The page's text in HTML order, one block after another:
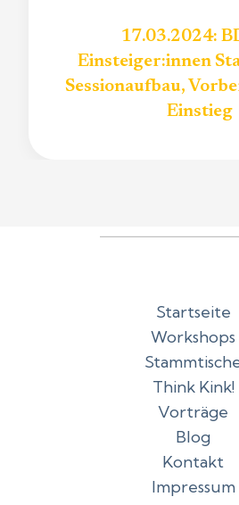
17.03.2024:
Einsteiger:innen
Sessionaufbau,
Einstieg
Startseite
Workshops
Think Kink!
Vorträge
Blog
Kontakt
Impressum